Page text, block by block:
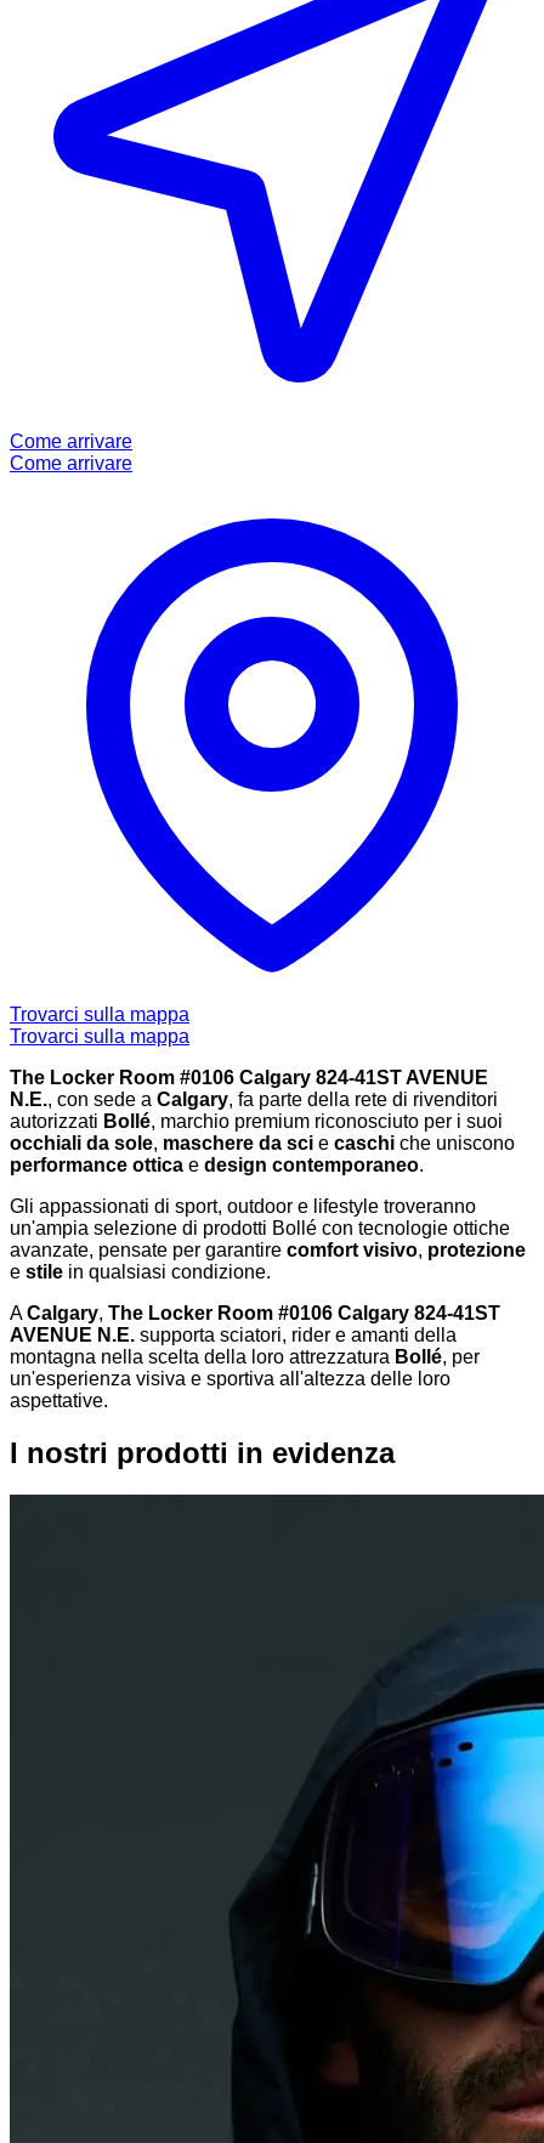
Come arrivare
Come arrivare
Trovarci sulla mappa
Trovarci sulla mappa
The Locker Room #0106 Calgary 824-41ST AVENUE
N.E., con sede a Calgary, fa parte della rete di rivenditori
autorizzati Bollé, marchio premium riconosciuto per i suoi
occhiali da sole, maschere da sci e caschi che uniscono
performance ottica e design contemporaneo.
Gli appassionati di sport, outdoor e lifestyle troveranno
un'ampia selezione di prodotti Bollé con tecnologie ottiche
avanzate, pensate per garantire comfort visivo, protezione
e stile in qualsiasi condizione.
ACalgary, The Locker Room #0106 Calgary 824-41ST
AVENUE N.E. supporta sciatori, rider e amanti della
montagna nella scelta della loro attrezzatura Bollé, per
un'esperienza visiva e sportiva all'altezza delle loro
aspettative.
I nostri prodotti in evidenza